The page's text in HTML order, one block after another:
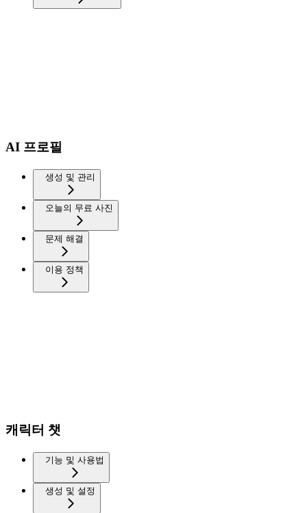
AI 프로필
생성 및 관리
오늘의 무료 사진
문제 해결
이용 정책
캐릭터 챗
기능 및 사용법
생성 및 설정